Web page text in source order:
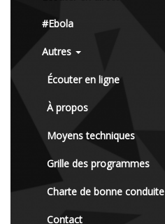
#Ebola
Autres
Écouter en ligne
À propos
Moyens techniques
Grille des programmes
Charte de bonne conduite
Contact